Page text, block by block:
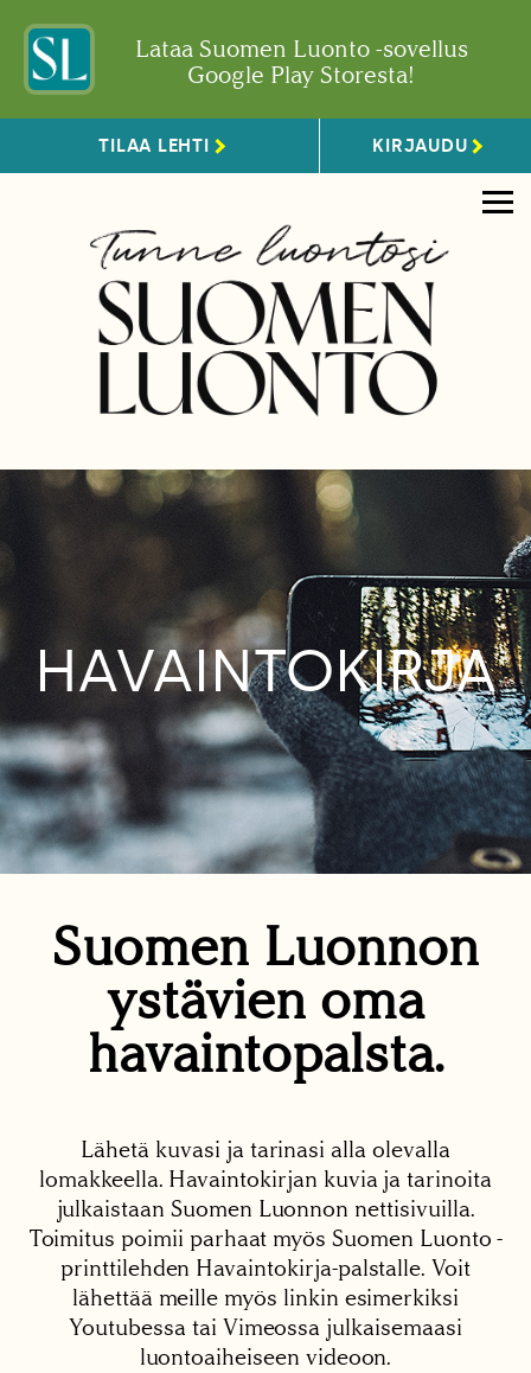
Lataa Suomen Luonto -sovellus
Google Play Storesta!
TILAA LEHTI KIRJAUDU
HAVAINTOKIRJA
Suomen Luonnon
ystävien oma
havaintopalsta.
Lähetä kuvasi ja tarinasi alla olevalla
lomakkeella. Havaintokirjan kuvia ja tarinoita
julkaistaan Suomen Luonnon nettisivuilla.
Toimitus poimii parhaat myös Suomen Luonto -
printtilehden Havaintokirja-palstalle. Voit
lähettää meille myös linkin esimerkiksi
Youtubessa tai Vimeossa julkaisemaasi
luontoaiheiseen videoon.